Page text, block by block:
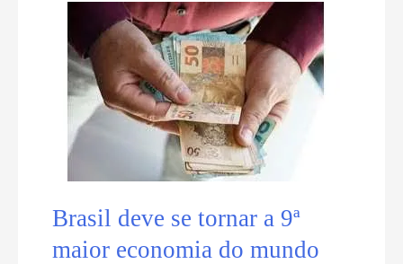
Brasil deve se tornar a 9ª
maior economia do mundo